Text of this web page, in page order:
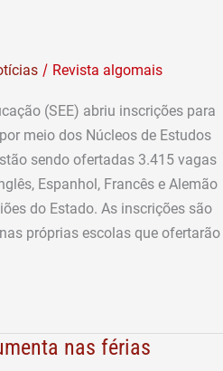
/ Revista algomais
(SEE) abriu inscrições para
meio dos Núcleos de Estudos
sendo ofertadas 3.415 vagas
Espanhol, Francês e Alemão
do Estado. As inscrições são
próprias escolas que ofertarão
nas férias